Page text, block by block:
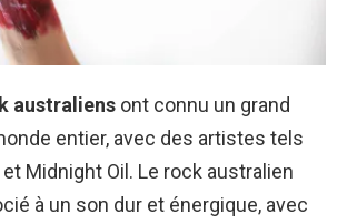
australiens ont connu un grand
entier, avec des artistes tels
et Midnight Oil. Le rock australien
à un son dur et énergique, avec